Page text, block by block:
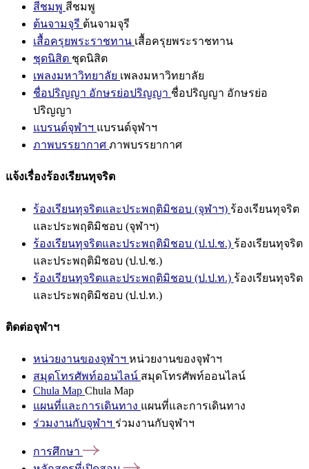
สีชมพู สีชมพู
ต้นจามจุรี ต้นจามจุรี
เสื้อครุยพระราชทาน เสื้อครุยพระราชทาน
ชุดนิสิต ชุดนิสิต
เพลงมหาวิทยาลัย เพลงมหาวิทยาลัย
ชื่อปริญญา อักษรย่อปริญญา ชื่อปริญญา อักษรย่อ
ปริญญา
แบรนด์จุฬาฯ แบรนด์จุฬาฯ
ภาพบรรยากาศ ภาพบรรยากาศ
แจ้งเรื่องร้องเรียนทุจริต
ร้องเรียนทุจริตและประพฤติมิชอบ (จุฬาฯ) ร้องเรียนทุจริต
และประพฤติมิชอบ (จุฬาฯ)
ร้องเรียนทุจริตและประพฤติมิชอบ (ป.ป.ช.) ร้องเรียนทุจริต
และประพฤติมิชอบ (ป.ป.ช.)
ร้องเรียนทุจริตและประพฤติมิชอบ (ป.ป.ท.) ร้องเรียนทุจริต
และประพฤติมิชอบ (ป.ป.ท.)
ติดต่อจุฬาฯ
หน่วยงานของจุฬาฯ หน่วยงานของจุฬาฯ
สมุดโทรศัพท์ออนไลน์ สมุดโทรศัพท์ออนไลน์
Chula Map Chula Map
แผนที่และการเดินทาง แผนที่และการเดินทาง
ร่วมงานกับจุฬาฯ ร่วมงานกับจุฬาฯ
การศึกษา